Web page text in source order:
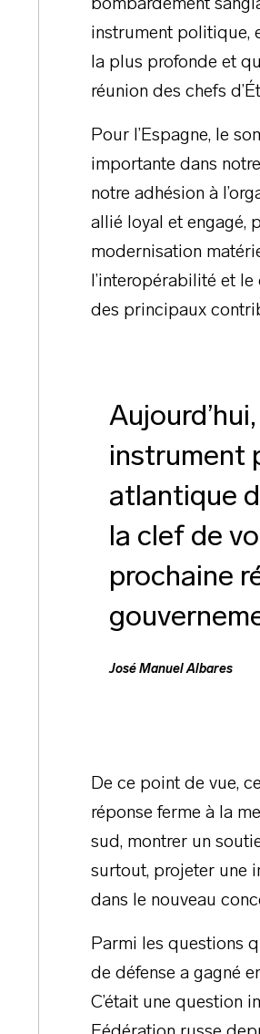
bombardement
instrument politique,
la plus profonde et
réunion des chefs
Pour l’Espagne, le
importante dans
notre adhésion à
allié loyal et engagé,
modernisation
l’interopérabilité et le
des principaux
instrument
atlantique
la clef de
prochaine
José Manuel Albares
De ce point de vue,
réponse ferme à la
sud, montrer un
surtout, projeter une
dans le nouveau
Parmi les questions
de défense a gagné
C’était une question